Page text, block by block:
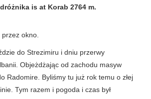
is at Korab 2764 m.
okno.
do Strezimiru i dniu przerwy
Objeżdżając od zachodu masyw
Radomire. Byliśmy tu już rok temu o złej
Tym razem i pogoda i czas był